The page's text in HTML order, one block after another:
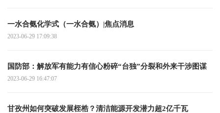
一水合氨化学式（一水合氨）|焦点消息
2023-06-29 17:09:38
国防部：解放军有能力有信心粉碎“台独”分裂和外来干涉图谋
2023-06-29 16:47:07
甘孜州如何突破发展桎梏？清洁能源开发潜力超2亿千瓦